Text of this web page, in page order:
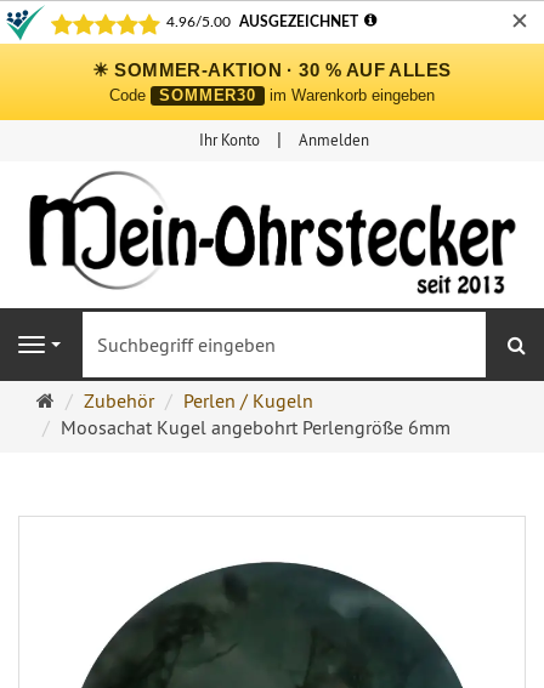
✕
☀ SOMMER-AKTION · 30 % AUF ALLES
Code SOMMER30 im Warenkorb eingeben
Ihr Konto Anmelden
Navigation
Ohrringe
Ohrstecker
Zubehör
Perlen / Kugeln
Moosachat Kugel angebohrt Perlengröße 6mm